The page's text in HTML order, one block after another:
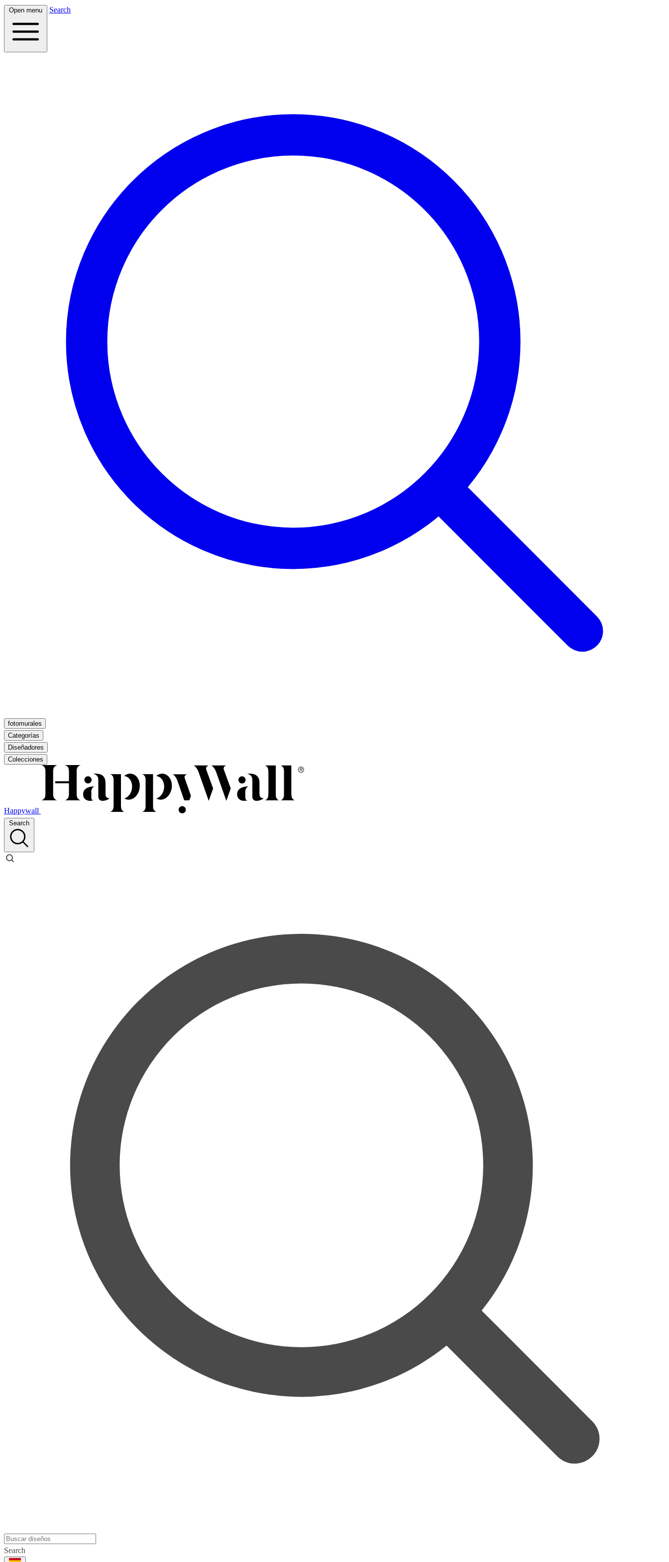
Open menu Search
fotomurales
Categorías
Diseñadores
Colecciones
Happywall
Search
Search